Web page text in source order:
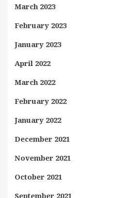
March 2023
February 2023
January 2023
April 2022
March 2022
February 2022
January 2022
December 2021
November 2021
October 2021
September 2021